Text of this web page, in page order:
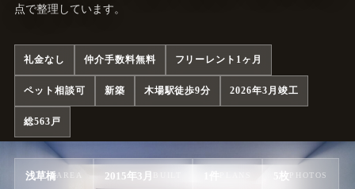
点で整理しています。
礼金なし 仲介手数料無料 フリーレント1ヶ月
ペット相談可 新築 木場駅徒歩9分 2026年3月竣工
総563戸
浅草橋AREA 2015年3月 5枚 PHOTOS